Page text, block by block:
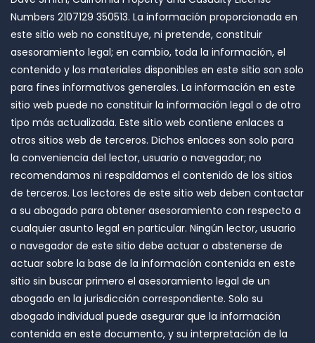
Numbers 2107129 350513. La información proporcionada en
este sitio web no constituye, ni pretende, constituir
asesoramiento legal; en cambio, toda la información, el
contenido y los materiales disponibles en este sitio son solo
para fines informativos generales. La información en este
sitio web puede no constituir la información legal o de otro
tipo más actualizada. Este sitio web contiene enlaces a
otros sitios web de terceros. Dichos enlaces son solo para
la conveniencia del lector, usuario o navegador; no
recomendamos ni respaldamos el contenido de los sitios
de terceros. Los lectores de este sitio web deben contactar
a su abogado para obtener asesoramiento con respecto a
cualquier asunto legal en particular. Ningún lector, usuario
o navegador de este sitio debe actuar o abstenerse de
actuar sobre la base de la información contenida en este
sitio sin buscar primero el asesoramiento legal de un
abogado en la jurisdicción correspondiente. Solo su
abogado individual puede asegurar que la información
contenida en este documento, y su interpretación de la